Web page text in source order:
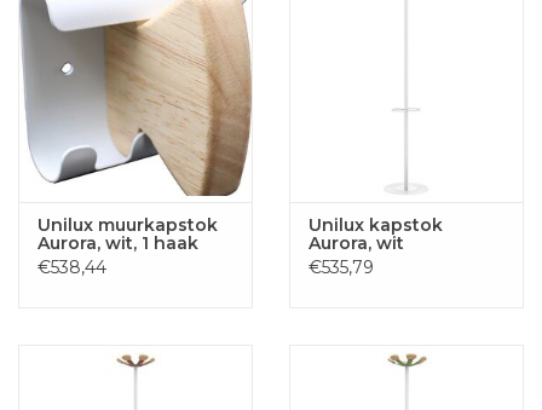
Unilux muurkapstok
Aurora, wit, 1 haak
€538,44
Unilux kapstok
Aurora, wit
€535,79